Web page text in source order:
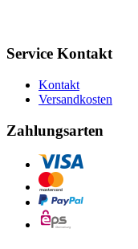
Service Kontakt
Kontakt
Versandkosten
Zahlungsarten